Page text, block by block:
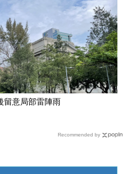
意局部雷陣雨
Recommended by